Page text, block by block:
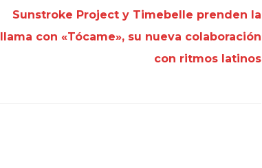
Sunstroke Project y Timebelle prenden la
llama con «Tócame», su nueva colaboración
con ritmos latinos